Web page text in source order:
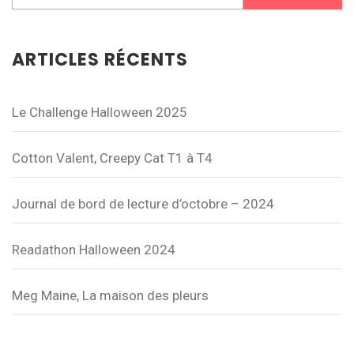
ARTICLES RÉCENTS
Le Challenge Halloween 2025
Cotton Valent, Creepy Cat T1 à T4
Journal de bord de lecture d’octobre – 2024
Readathon Halloween 2024
Meg Maine, La maison des pleurs